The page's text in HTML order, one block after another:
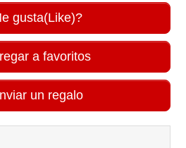
gusta(Like)?
a favoritos
un regalo